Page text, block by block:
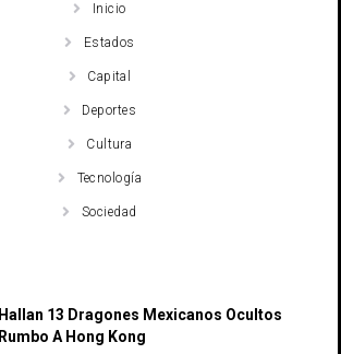
Inicio
Estados
Capital
Deportes
Cultura
Tecnología
Sociedad
Hallan 13 Dragones Mexicanos Ocultos
Rumbo A Hong Kong